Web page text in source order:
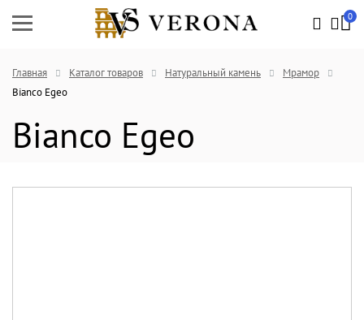
0
Главная Каталог товаров Натуральный камень
Мрамор
Bianco Egeo
Bianco Egeo